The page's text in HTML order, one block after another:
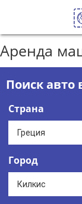
Аренда
Поиск авто
Страна
Город